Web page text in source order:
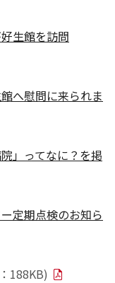
生館を訪問
へ慰問に来られま
」ってなに？を掲
定期点検のお知ら
188KB)